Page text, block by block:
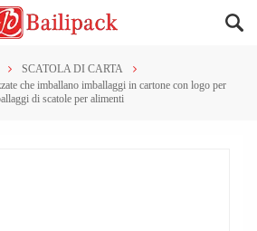
SCATOLA DI CARTA
che imballano imballaggi in cartone con logo per
di scatole per alimenti